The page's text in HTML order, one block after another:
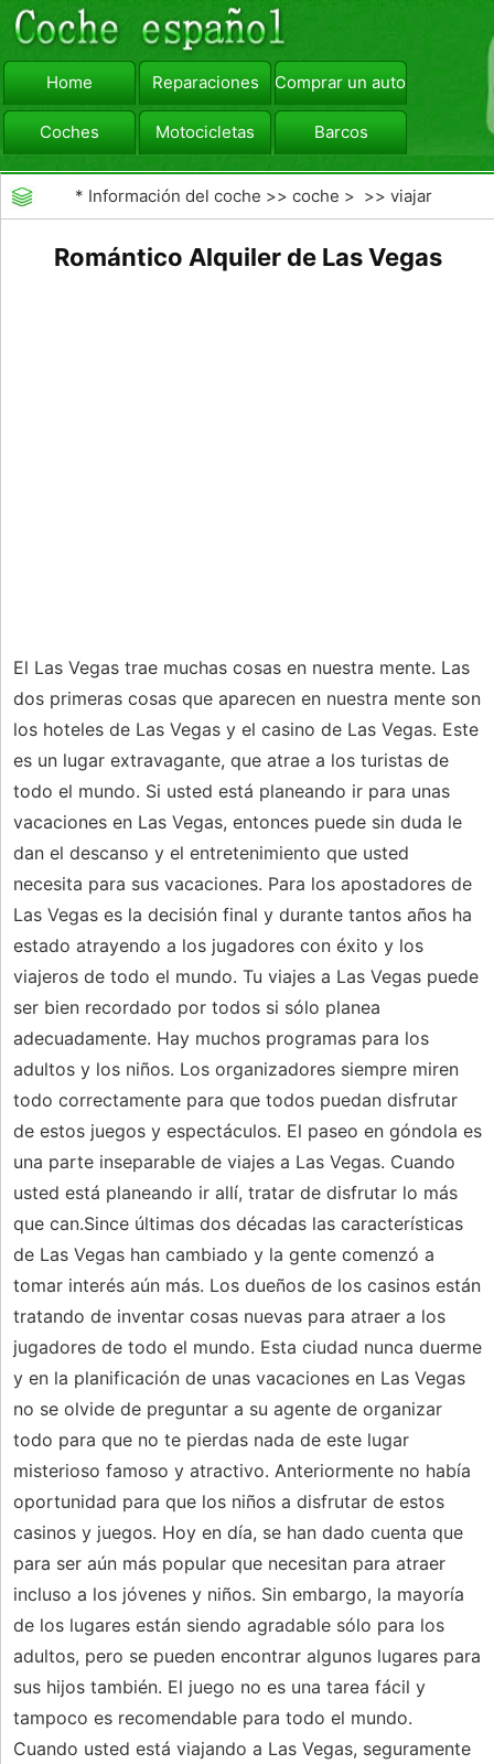
Home Reparaciones Comprar un automóvil
Coches Motocicletas Barcos
viajar Camiones
* Información del coche >>coche > >>viajar
Romántico Alquiler de Las Vegas
El Las Vegas trae muchas cosas en nuestra mente. Las
dos primeras cosas que aparecen en nuestra mente son
los hoteles de Las Vegas y el casino de Las Vegas. Este
es un lugar extravagante, que atrae a los turistas de
todo el mundo. Si usted está planeando ir para unas
vacaciones en Las Vegas, entonces puede sin duda le
dan el descanso y el entretenimiento que usted
necesita para sus vacaciones. Para los apostadores de
Las Vegas es la decisión final y durante tantos años ha
estado atrayendo a los jugadores con éxito y los
viajeros de todo el mundo. Tu viajes a Las Vegas puede
ser bien recordado por todos si sólo planea
adecuadamente. Hay muchos programas para los
adultos y los niños. Los organizadores siempre miren
todo correctamente para que todos puedan disfrutar
de estos juegos y espectáculos. El paseo en góndola es
una parte inseparable de viajes a Las Vegas. Cuando
usted está planeando ir allí, tratar de disfrutar lo más
que can.Since últimas dos décadas las características
de Las Vegas han cambiado y la gente comenzó a
tomar interés aún más. Los dueños de los casinos están
tratando de inventar cosas nuevas para atraer a los
jugadores de todo el mundo. Esta ciudad nunca duerme
y en la planificación de unas vacaciones en Las Vegas
no se olvide de preguntar a su agente de organizar
todo para que no te pierdas nada de este lugar
misterioso famoso y atractivo. Anteriormente no había
oportunidad para que los niños a disfrutar de estos
casinos y juegos. Hoy en día, se han dado cuenta que
para ser aún más popular que necesitan para atraer
incluso a los jóvenes y niños. Sin embargo, la mayoría
de los lugares están siendo agradable sólo para los
adultos, pero se pueden encontrar algunos lugares para
sus hijos también. El juego no es una tarea fácil y
tampoco es recomendable para todo el mundo.
Cuando usted está viajando a Las Vegas, seguramente